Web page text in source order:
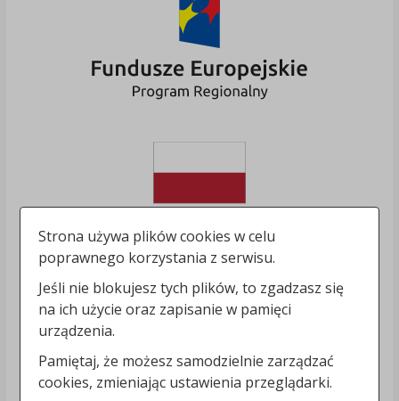
Strona używa plików cookies w celu
poprawnego korzystania z serwisu.
Jeśli nie blokujesz tych plików, to zgadzasz się
na ich użycie oraz zapisanie w pamięci
urządzenia.
Pamiętaj, że możesz samodzielnie zarządzać
cookies, zmieniając ustawienia przeglądarki.